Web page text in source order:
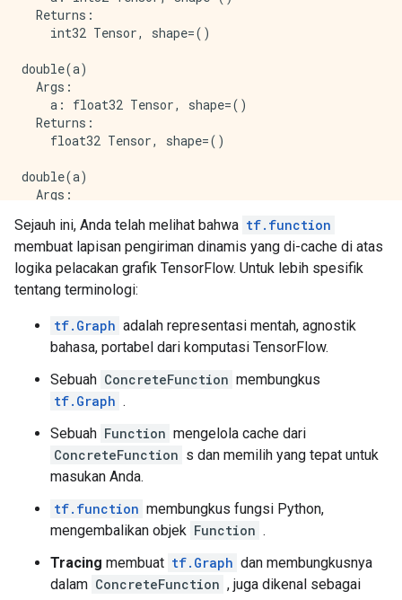
  Returns:
    int32 Tensor, shape=()
double(a)
  Args:
    a: float32 Tensor, shape=()
  Returns:
    float32 Tensor, shape=()
double(a)
  Args:
  Returns:
Sejauh ini, Anda telah melihat bahwa tf.function
membuat lapisan pengiriman dinamis yang di-cache di atas
logika pelacakan grafik TensorFlow. Untuk lebih spesifik
tentang terminologi:
tf.Graph adalah representasi mentah, agnostik
bahasa, portabel dari komputasi TensorFlow.
Sebuah ConcreteFunction membungkus
tf.Graph .
Sebuah Function mengelola cache dari
ConcreteFunction s dan memilih yang tepat untuk
masukan Anda.
tf.function membungkus fungsi Python,
mengembalikan objek Function .
Tracing membuat tf.Graph dan membungkusnya
dalam ConcreteFunction , juga dikenal sebagai